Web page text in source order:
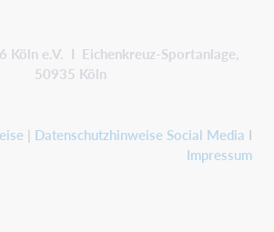
Köln e.V. I Eichenkreuz-Sportanlage,
50935 Köln
Datenschutzhinweise Social Media I
Impressum